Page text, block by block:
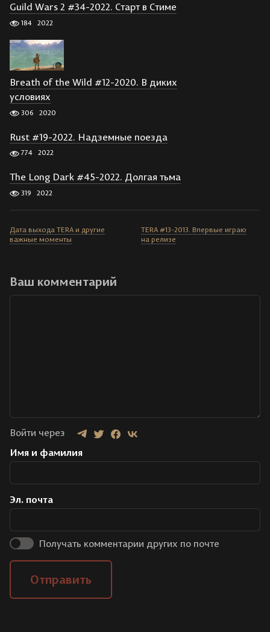
Guild Wars 2 #34-2022. Старт в Стиме
184 2022
Breath of the Wild #12-2020. В диких
условиях
306 2020
Rust #19-2022. Надземные поезда
774 2022
The Long Dark #45-2022. Долгая тьма
319 2022
Дата выхода TERA и другие
важные моменты
TERA #13-2013. Впервые играю
на релизе
Ваш комментарий
Войти через
Имя и фамилия
Эл. почта
Получать комментарии других по почте
Отправить